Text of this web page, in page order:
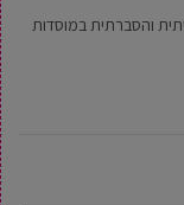
והסברתית במוסדות